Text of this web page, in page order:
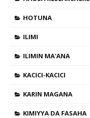
HOTUNA
ILIMI
ILIMIN MA'ANA
KACICI-KACICI
KARIN MAGANA
KIMIYYA DA FASAHA